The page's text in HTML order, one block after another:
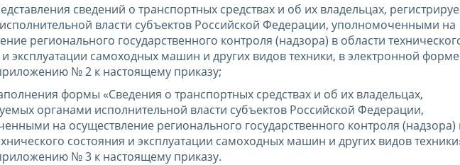
сведений о транспортных средствах и об их владельцах,
власти субъектов Российской Федерации, уполномоченными на
регионального государственного контроля (надзора) в области
и эксплуатации самоходных машин и других видов техники, в электронной форме
№ 2 к настоящему приказу;
формы «Сведения о транспортных средствах и об их владельцах,
органами исполнительной власти субъектов Российской Федерации,
на осуществление регионального государственного контроля (надзора)
состояния и эксплуатации самоходных машин и других видов
№ 3 к настоящему приказу.